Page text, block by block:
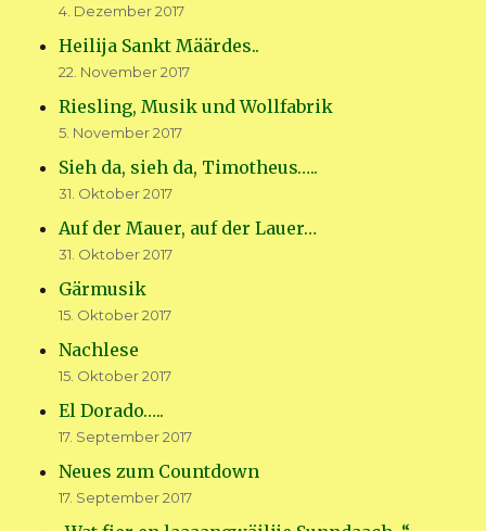
4. Dezember 2017
Heilija Sankt Määrdes..
22. November 2017
Riesling, Musik und Wollfabrik
5. November 2017
Sieh da, sieh da, Timotheus…..
31. Oktober 2017
Auf der Mauer, auf der Lauer…
31. Oktober 2017
Gärmusik
15. Oktober 2017
Nachlese
15. Oktober 2017
El Dorado…..
17. September 2017
Neues zum Countdown
17. September 2017